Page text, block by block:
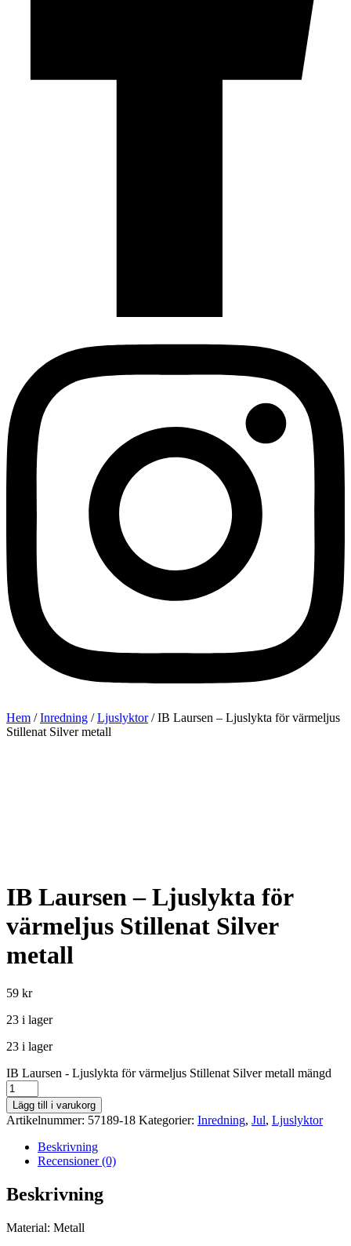
Hem /Inredning /Ljuslyktor/ IB Laursen – Ljuslykta för värmeljus
Stillenat Silver metall
IB Laursen – Ljuslykta för
värmeljus Stillenat Silver
metall
59 kr
23 i lager
23 i lager
IB Laursen - Ljuslykta för värmeljus Stillenat Silver metall mängd
Lägg till i varukorg
Artikelnummer: 57189-18 Kategorier: Inredning, Jul, Ljuslyktor
Beskrivning
Recensioner (0)
Beskrivning
Material: Metall